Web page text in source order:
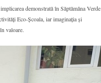
demonstrată în Săptămâna Verde
Eco-Școala, iar imaginația și
valoare.